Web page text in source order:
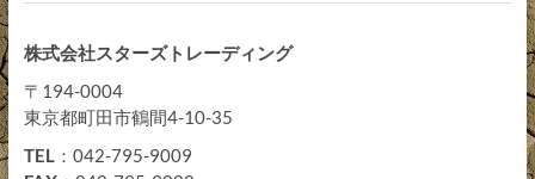
株式会社スターズトレーディング
〒194-0004
東京都町田市鶴間4-10-35
TEL：042-795-9009